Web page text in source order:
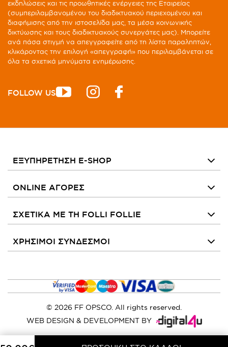
εκδηλώσεις και τις προωθητικές ενέργειες της Εταιρείας
(συμπεριλαμβανομένου του διαδικτυακού περιεχομένου και
διαφήμισης από την ιστοσελίδα μας, τα μέσα κοινωνικής
δικτύωσης και τους διαδικτυακούς συνεργάτες μας). Μπορείτε
ανά πάσα στιγμή να απεγγραφείτε από τη λίστα παραληπτών,
κλικάροντας την επιλογή «απεγγραφή» που περιλαμβάνεται σε
όλα τα σχετικά μηνύματα ενημέρωσης.
FOLLOW US
ΕΞΥΠΗΡΕΤΗΣΗ E-SHOP
ONLINE ΑΓΟΡΕΣ
ΣΧΕΤΙΚΑ ΜΕ ΤΗ FOLLI FOLLIE
ΧΡΗΣΙΜΟΙ ΣΥΝΔΕΣΜΟΙ
© 2026 FF OPSCO. All rights reserved.
WEB DESIGN & DEVELOPMENT BY